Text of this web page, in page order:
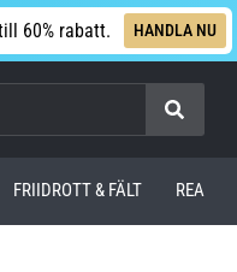
60% rabatt. HANDLA NU
FRIIDROTT & FÄLT REA